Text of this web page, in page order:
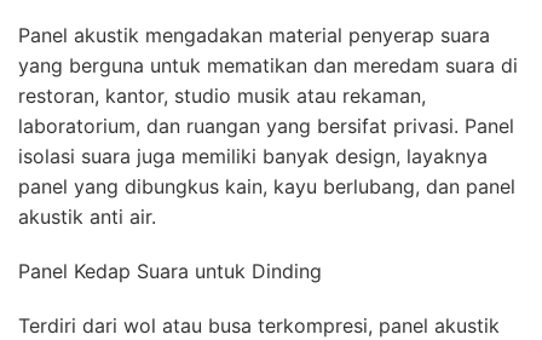
Panel akustik mengadakan material penyerap suara
yang berguna untuk mematikan dan meredam suara di
restoran, kantor, studio musik atau rekaman,
laboratorium, dan ruangan yang bersifat privasi. Panel
isolasi suara juga memiliki banyak design, layaknya
panel yang dibungkus kain, kayu berlubang, dan panel
akustik anti air.
Panel Kedap Suara untuk Dinding
Terdiri dari wol atau busa terkompresi, panel akustik